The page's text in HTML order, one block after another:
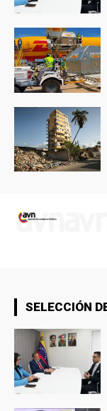
SELECCIÓN